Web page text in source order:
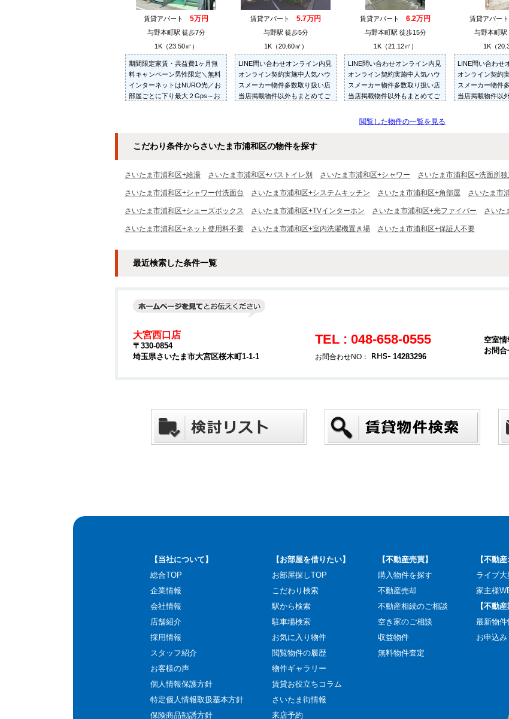
賃貸アパート 5万円
与野本町駅 徒歩7分
1K（23.50㎡）
期間限定家賃・共益費1ヶ月無
料キャンペーン男性限定＼無料
インターネットはNURO光／お
部屋ごとに下り最大２Gps～お
賃貸アパート 5.7万円
与野駅 徒歩5分
1K（20.60㎡）
LINE問い合わせオンライン内見
オンライン契約実施中人気ハウ
スメーカー物件多数取り扱い店
当店掲載物件以外もまとめてご
賃貸アパート 6.2万円
与野本町駅 徒歩15分
1K（21.12㎡）
LINE問い合わせオンライン内見
オンライン契約実施中人気ハウ
スメーカー物件多数取り扱い店
当店掲載物件以外もまとめてご
お部屋を多数ご紹介させていた
賃貸アパー
与野本町駅
1K（
LINE問い合わせ
オンライン契約
スメーカー物件
当店掲載物件以
閲覧した物件の一覧を見る
こだわり条件からさいたま市浦和区の物件を探す
さいたま市浦和区+給湯 さいたま市浦和区+バストイレ別 さいたま市浦和区+シャワー さいたま市浦和区+洗面所独
さいたま市浦和区+シャワー付洗面台 さいたま市浦和区+システムキッチン さいたま市浦和区+角部屋 さいたま市
さいたま市浦和区+シューズボックス さいたま市浦和区+TVインターホン さいたま市浦和区+光ファイバー さいた
さいたま市浦和区+ネット使用料不要 さいたま市浦和区+室内洗濯機置き場 さいたま市浦和区+保証人不要
最近検索した条件一覧
大宮西口店
〒330-0854
埼玉県さいたま市大宮区桜木町1-1-1
TEL : 048-658-0555
お問合わせNO： 14283296
空室
お問合
【当社について】
総合TOP
企業情報
会社情報
店舗紹介
採用情報
スタッフ紹介
お客様の声
個人情報保護方針
特定個人情報取扱基本方針
保険商品勧誘方針
【お部屋を借りたい】
お部屋探しTOP
こだわり検索
駅から検索
駐車場検索
お気に入り物件
閲覧物件の履歴
物件ギャラリー
賃貸お役立ちコラム
さいたま街情報
来店予約
【不動産売買】
購入物件を探す
不動産売却
不動産相続のご相談
空き家のご相談
収益物件
無料物件査定
【不動
ライブ
家主様
【不動
最新物件
お申込み